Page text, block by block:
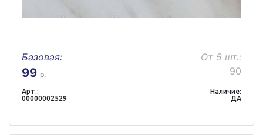
Базовая:
99 р.
От 5 шт.:
90
Арт.:
00000002529
Наличие:
ДА